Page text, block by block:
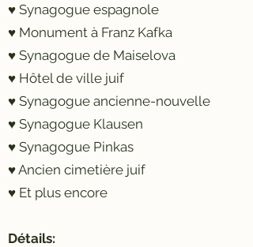
♥ Synagogue espagnole
♥ Monument à Franz Kafka
♥ Synagogue de Maiselova
♥ Hôtel de ville juif
♥ Synagogue ancienne-nouvelle
♥ Synagogue Klausen
♥ Synagogue Pinkas
♥ Ancien cimetière juif
♥ Et plus encore
Détails: